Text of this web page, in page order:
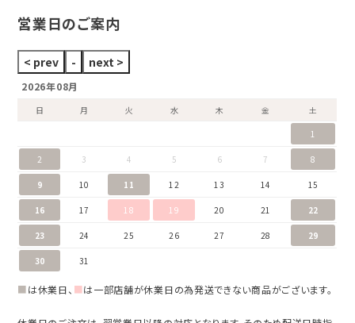
営業日のご案内
2026年08月
日 月 火 水 木 金
土
1
2 3 4 5 6 7 8
9 10 11 12 13 14 15
16 17 18 19 20 21 22
23 24 25 26 27 28 29
30 31
■は休業日、 ■は一部店舗が休業日の為発送できない商品がございます。